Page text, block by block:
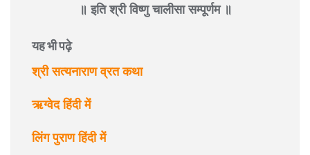
॥ इति श्री विष्णु चालीसा सम्पूर्णम ॥
यह भी पढ़े
श्री सत्यनाराण व्रत कथा
ऋग्वेद हिंदी में
लिंग पुराण हिंदी में